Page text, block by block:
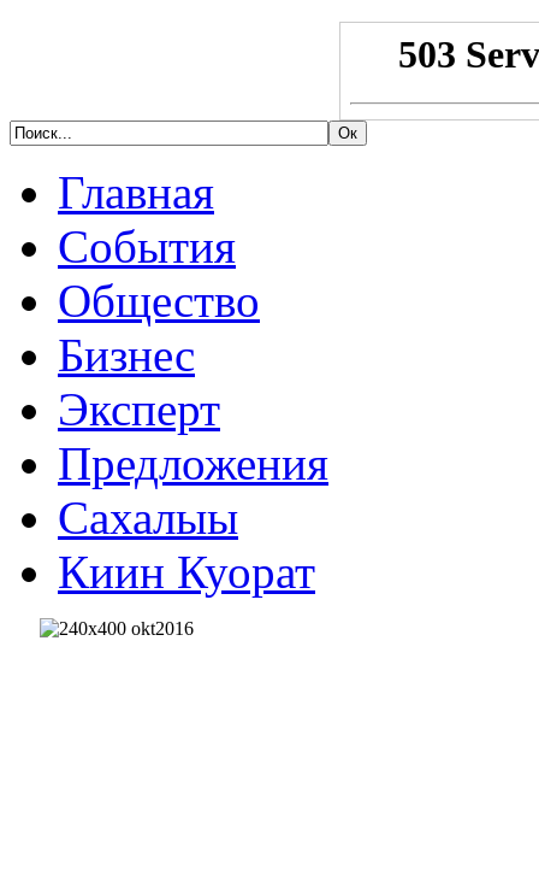
Главная
События
Общество
Бизнес
Эксперт
Предложения
Сахалыы
Киин Куорат